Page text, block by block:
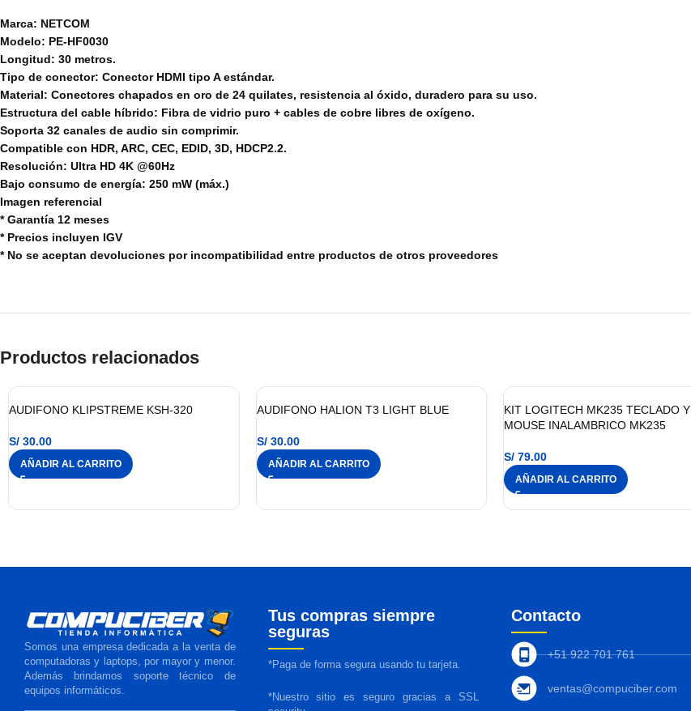
Marca: NETCOM
Modelo: PE-HF0030
Longitud: 30 metros.
Tipo de conector: Conector HDMI tipo A estándar.
Material: Conectores chapados en oro de 24 quilates, resistencia al óxido, duradero para su uso.
Estructura del cable híbrido: Fibra de vidrio puro + cables de cobre libres de oxígeno.
Soporta 32 canales de audio sin comprimir.
Compatible con HDR, ARC, CEC, EDID, 3D, HDCP2.2.
Resolución: Ultra HD 4K @60Hz
Bajo consumo de energía: 250 mW (máx.)
Imagen referencial
* Garantía 12 meses
* Precios incluyen IGV
* No se aceptan devoluciones por incompatibilidad entre productos de otros proveedores
Productos relacionados
AUDIFONO KLIPSTREME KSH-320
S/ 30.00
AÑADIR AL CARRITO
AUDIFONO HALION T3 LIGHT BLUE
S/30.00
AÑADIR AL CARRITO
KIT LOGITECH MK235 TECLADO Y
MOUSE INALAMBRICO MK235
S/ 79.00
AÑADIR AL CARRITO
Somos una empresa dedicada a la venta de
computadoras y laptops, por mayor y menor.
Además brindamos soporte técnico de
equipos informáticos.
Tus compras siempre
seguras
*Paga de forma segura usando tu tarjeta.
*Nuestro sitio es seguro gracias a SSL
Contacto
+51 922 701 761
ventas@compuciber.com